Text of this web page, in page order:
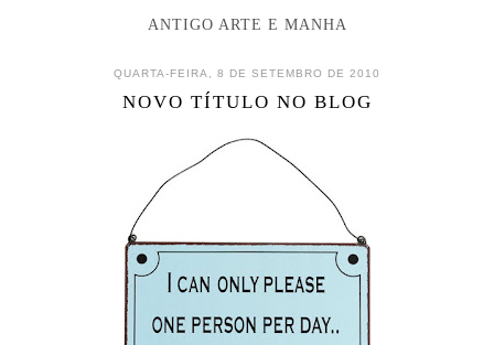
ANTIGO ARTE E MANHA
QUARTA-FEIRA, 8 DE SETEMBRO DE 2010
NOVO TÍTULO NO BLOG